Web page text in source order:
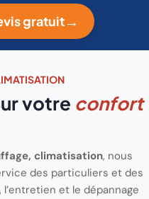
gratuit
votre confort
climatisation, nous
des particuliers et des
et le dépannage